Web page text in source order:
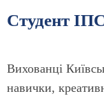
Студент
Вихованці
навички,